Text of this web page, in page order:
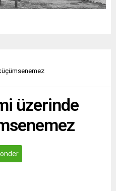
üzerinde